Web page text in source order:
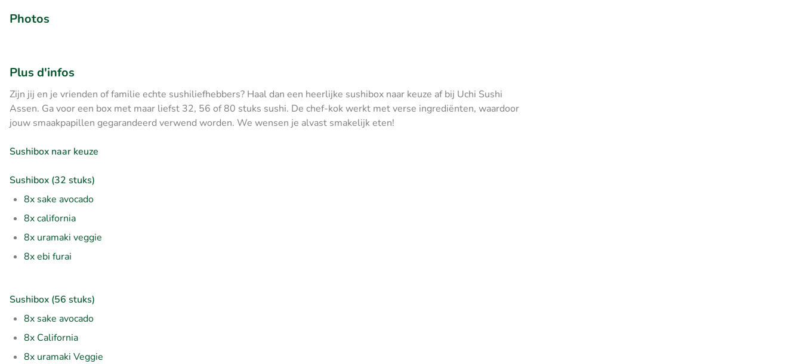
Photos
Plus d'infos
Zijn jij en je vrienden of familie echte sushiliefhebbers? Haal dan een heerlijke sushibox naar keuze af bij Uchi Sushi
Assen. Ga voor een box met maar liefst 32, 56 of 80 stuks sushi. De chef-kok werkt met verse ingrediënten, waardoor
jouw smaakpapillen gegarandeerd verwend worden. We wensen je alvast smakelijk eten!
Sushibox naar keuze
Sushibox (32 stuks)
8x sake avocado
8x california
8x uramaki veggie
8x ebi furai
Sushibox (56 stuks)
8x sake avocado
8x California
8x uramaki Veggie